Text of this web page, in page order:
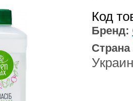
Код
Бренд: